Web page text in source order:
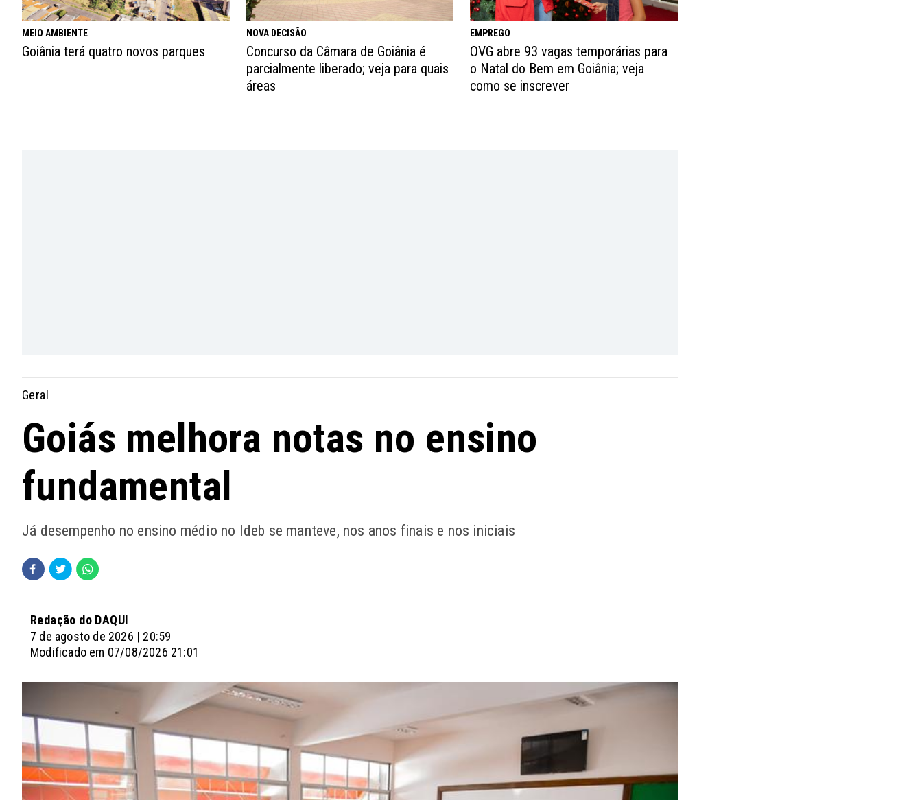
MEIO AMBIENTE
Goiânia terá quatro novos parques
NOVA DECISÃO
Concurso da Câmara de Goiânia é
parcialmente liberado; veja para quais
áreas
EMPREGO
OVG abre 93 vagas temporárias para
o Natal do Bem em Goiânia; veja
como se inscrever
Geral
Goiás melhora notas no ensino
fundamental
Já desempenho no ensino médio no Ideb se manteve, nos anos finais e nos iniciais
Redação do DAQUI
7 de agosto de 2026 | 20:59
Modificado em 07/08/2026 21:01